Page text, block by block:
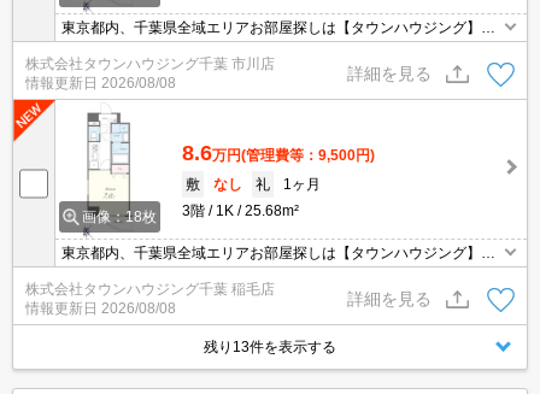
東京都内、千葉県全域エリアお部屋探しは【タウンハウジング】に
お任せください！オンラインでご相談・ご見学・ご契約お手続きも
ご対応可能です。
株式会社タウンハウジング千葉 市川店
情報更新日 2026/08/08
詳細を見る
画像：18枚
8.6万円(管理費等：9,500円)
敷
なし 礼
1ヶ月
3階
1K 25.68m²
東京都内、千葉県全域エリアお部屋探しは【タウンハウジング】に
お任せください！オンラインでご相談・ご見学・ご契約お手続きも
ご対応可能です。
株式会社タウンハウジング千葉 稲毛店
情報更新日 2026/08/08
詳細を見る
残り13件を表示する